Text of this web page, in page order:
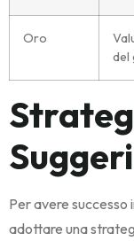
Oro
del
Per avere successo
adottare una